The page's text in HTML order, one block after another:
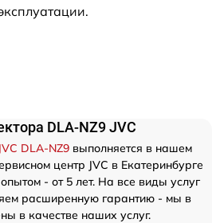
DLA-NZ9 JVC
DLA-NZ9 выполняется в нашем
центр JVC в Екатеринбурге
- от 5 лет. На все виды услуг
расширенную гарантию - мы в
в качестве наших услуг.